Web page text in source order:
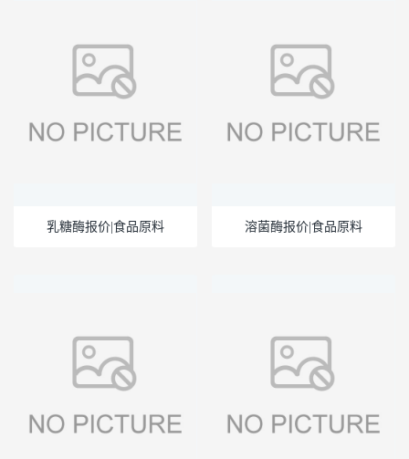
乳糖酶报价|食品原料 溶菌酶报价|食品原料